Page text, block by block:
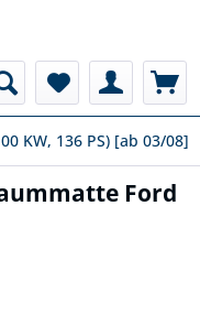
KW, 136 PS) [ab 03/08]
Ford